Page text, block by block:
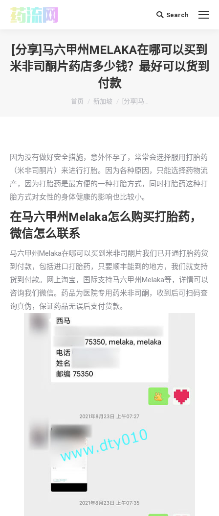
搜 Search
[分享]马六甲州MELAKA在哪可以买到
米非司酮片药店多少钱？最好可以货到
付款
你在这里：
首页 新加坡 [分享]马…
因为没有做好安全措施，意外怀孕了，常常会选择服用打胎药
（米非司酮片）来进行打胎。因为各种原因，只能选择药物流
产，因为打胎药是最方便的一种打胎方式，同时打胎药这种打
胎方式对女性的身体健康的影响也比较小。
在马六甲州Melaka怎么购买打胎药，
微信怎么联系
马六甲州Melaka在哪可以买到米非司酮片我们已开通打胎药货
到付款，包括进口打胎药，只要顺丰能到的地方，我们就支持
货到付款。网上淘宝，国际支持马六甲州Melaka等，详情可以
咨询我们微信。药品为医院专用药米非司酮，收到后可扫码查
询真伪，保证药品无误后支付货款。